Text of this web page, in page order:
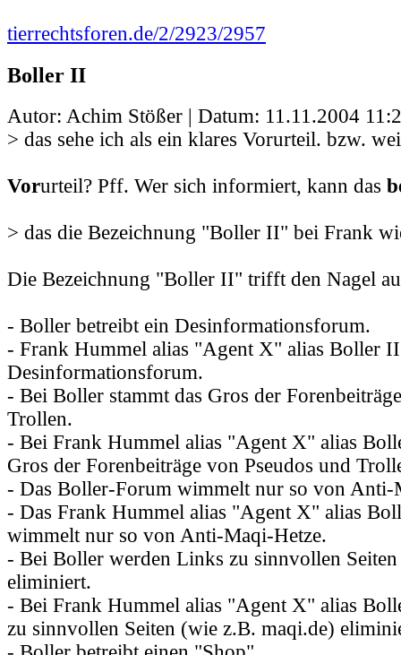
tierrechtsforen.de/2/2923/2957
Boller II
Autor: Achim Stößer | Datum: 11.11.2004
> das sehe ich als ein klares Vorurteil. bzw.
Vorurteil? Pff. Wer sich informiert, kann das
> das die Bezeichnung "Boller II" bei Frank
Die Bezeichnung "Boller II" trifft den Nagel
- Boller betreibt ein Desinformationsforum.
- Frank Hummel alias "Agent X" alias Boller
Desinformationsforum.
- Bei Boller stammt das Gros der
Trollen.
- Bei Frank Hummel alias "Agent X" alias
Gros der Forenbeiträge von Pseudos und
- Das Boller-Forum wimmelt nur so von Anti-
- Das Frank Hummel alias "Agent X" alias
wimmelt nur so von Anti-Maqi-Hetze.
- Bei Boller werden Links zu sinnvollen
eliminiert.
- Bei Frank Hummel alias "Agent X" alias
zu sinnvollen Seiten (wie z.B. maqi.de)